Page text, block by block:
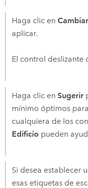
Haga clic en
aplicar.
El control deslizante
Haga clic enSugerir
mínimo óptimos
cualquiera de los
Edificio pueden
Si desea establecer
esas etiquetas de